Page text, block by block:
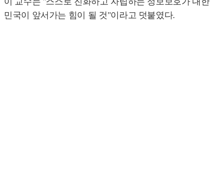
민국이 앞서가는 힘이 될 것"이라고 덧붙였다.